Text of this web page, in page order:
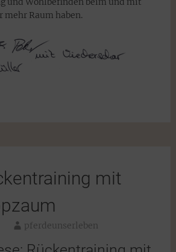
Raum haben.
mit
pferdeunserleben